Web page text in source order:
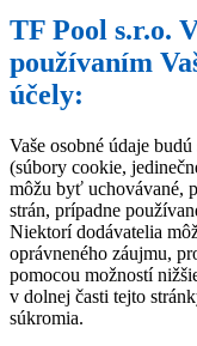
TF Pool s.r.o.
používaním
účely:
Vaše osobné údaje
(súbory cookie,
môžu byť uchovávané,
strán, prípadne
Niektorí dodávatelia
oprávneného záujmu,
pomocou možností
v dolnej časti tejto
súkromia.